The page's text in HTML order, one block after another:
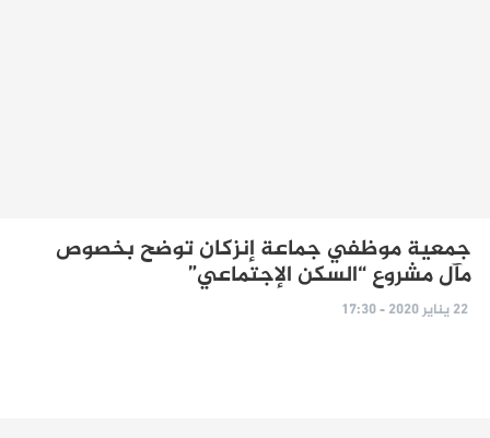
جمعية موظفي جماعة إنزكان توضح بخصوص
مآل مشروع “السكن الإجتماعي”
22 يناير 2020 - 17:30